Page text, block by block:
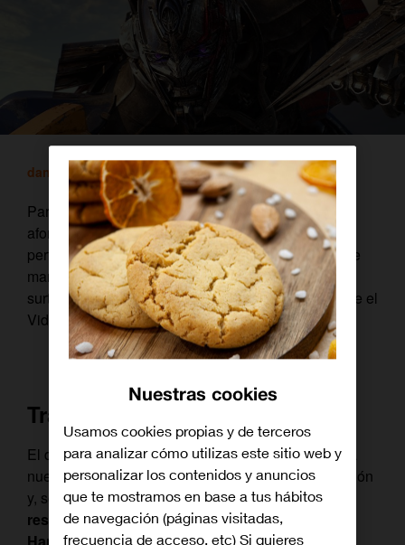
daniel / 1 diciembre, 2017
Parecía que el frío no iba a llegar pero
afortunadamente ya está aquí, y nos da una excusa
perfecta para quedarnos en casa y refugiarnos entre
mantas. ¿Y qué pega con sofá y manta? Un buen
surtido de pelis, como las que esta semana te ofrece el
Videoclub de Orange TV.
Transformers: The Last KNIGHT
El director Michael Bay es un experto en traer hasta
nuestras pantallas historias llenas de emoción, acción
y, sobre todo, muchos efectos especiales.El
responsable de ‘Armageddon’ (1998) y ‘Pearl
Nuestras cookies
Usamos cookies propias y de terceros
para analizar cómo utilizas este sitio web y
personalizar los contenidos y anuncios
que te mostramos en base a tus hábitos
de navegación (páginas visitadas,
frecuencia de acceso, etc) Si quieres